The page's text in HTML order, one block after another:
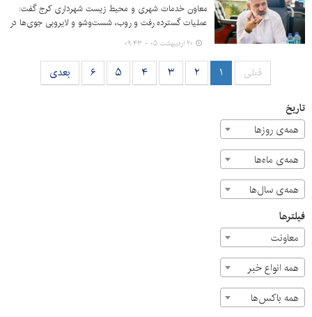
معاون خدمات شهری و محیط زیست شهرداری کرج گفت:
عملیات گسترده رفت‌ و روب، شست‌وشو و لایروبی جوی‌ها در
مناطق ۱۰ گانه کرج با هدف بهبود سیمای شهری و افزایش
رضایتمندی شهروندان، توسط نیروهای خدمات شهری همچنان
با جدیت دنبال می‌شود.
۲۰ اردیبهشت ۰۵ - ۰۹:۴۳
قبلی ۱ ۲ ۳ ۴ ۵ ۶ بعدی
تاریخ
همه‌ی روزها
همه‌ی ماه‌ها
همه‌ی سال‌ها
فیلترها
معاونت
همه انواع خبر
همه باکس‌ها